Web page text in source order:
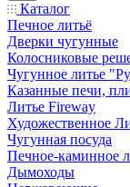
Каталог
Печное литьё
Дверки чугунные
Колосниковые
Чугунное литье
Казанные печи,
Литье Fireway
Художественное
Чугунная посуда
Печное-каминное
Дымоходы